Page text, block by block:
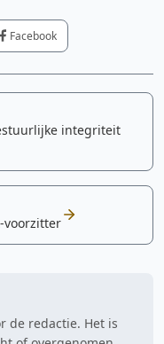
Facebook
integriteit
voorzitter
de redactie. Het is